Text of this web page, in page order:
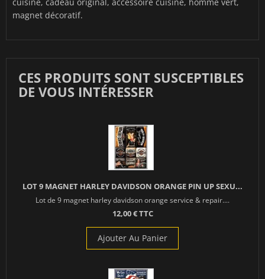
magnet décoratif.
CES PRODUITS SONT SUSCEPTIBLES
DE VOUS INTÉRESSER
LOT 9 MAGNET HARLEY DAVIDSON ORANGE PIN UP SEXU...
Lot de 9 magnet harley davidson orange service & repair....
12,00 € TTC
Ajouter Au Panier